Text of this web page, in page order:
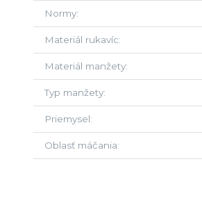
Normy
Materiál rukavíc
Materiál manžety
Typ manžety
Priemysel
Oblasť máčania